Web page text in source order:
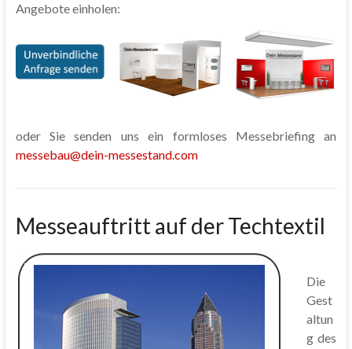
Angebote einholen:
oder Sie senden uns ein formloses Messebriefing an
messebau@dein-messestand.com
Messeauftritt auf der Techtextil
Die
Gest
altun
g des